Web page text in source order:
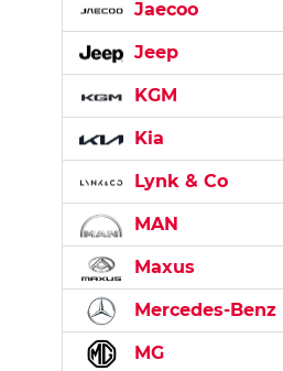
Jaecoo
Jeep
KGM
Kia
Lynk & Co
MAN
Maxus
Mercedes-Benz
MG